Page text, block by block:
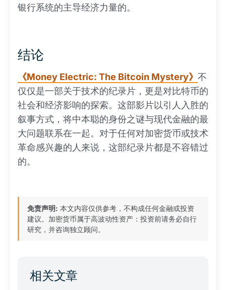
银行系统的主导经济力量的。
结论
《Money Electric: The Bitcoin Mystery》 不
仅仅是一部关于技术的纪录片，更是对比特币的
社会和经济影响的探索。这部影片以引人入胜的
叙事方式，将中本聪的身份之谜与现代金融的最
大问题联系在一起。对于任何对加密货币或技术
革命感兴趣的人来说，这部纪录片都是不容错过
的。
免责声明: 本文内容仅供参考，不构成任何金融或投资
建议。加密货币属于高波动性资产：投资前请务必自行
研究，并咨询独立顾问。
相关文章